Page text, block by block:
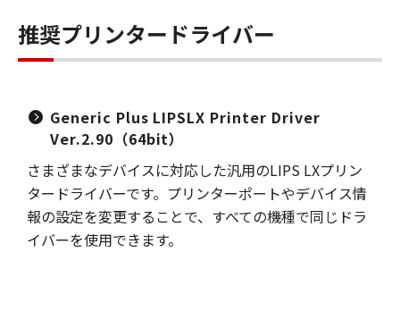
推奨プリンタードライバー
Generic Plus LIPSLX Printer Driver
Ver.2.90（64bit）
さまざまなデバイスに対応した汎用のLIPS LXプリン
タードライバーです。プリンターポートやデバイス情
報の設定を変更することで、すべての機種で同じドラ
イバーを使用できます。